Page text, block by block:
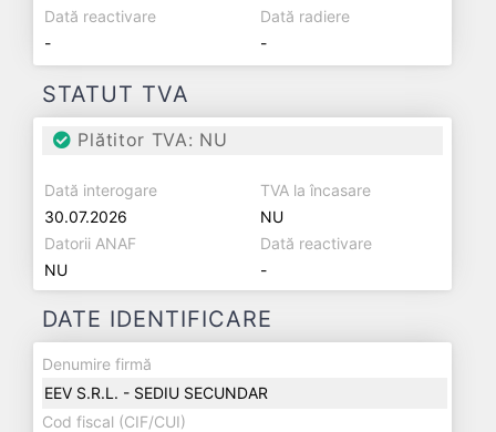
Dată reactivare
-
Dată radiere
-
STATUT TVA
Plătitor TVA: NU
Dată interogare
30.07.2026
TVA la încasare
NU
Datorii ANAF
NU
Dată reactivare
-
DATE IDENTIFICARE
Denumire firmă
EEV S.R.L. - SEDIU SECUNDAR
Cod fiscal (CIF/CUI)